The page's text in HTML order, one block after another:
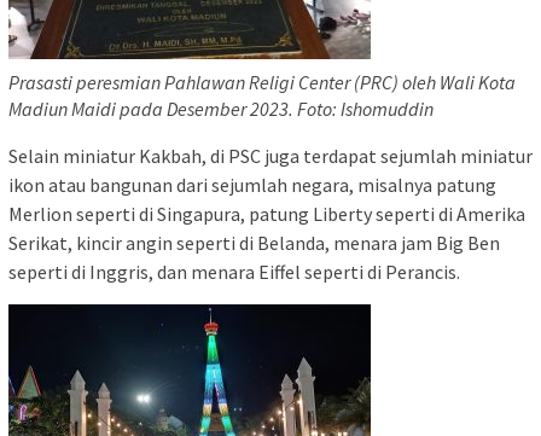
Prasasti peresmian Pahlawan Religi Center (PRC) oleh Wali Kota
Madiun Maidi pada Desember 2023. Foto: Ishomuddin
Selain miniatur Kakbah, di PSC juga terdapat sejumlah miniatur
ikon atau bangunan dari sejumlah negara, misalnya patung
Merlion seperti di Singapura, patung Liberty seperti di Amerika
Serikat, kincir angin seperti di Belanda, menara jam Big Ben
seperti di Inggris, dan menara Eiffel seperti di Perancis.